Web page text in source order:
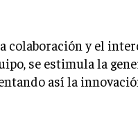
colaboración y el
se estimula la
así la